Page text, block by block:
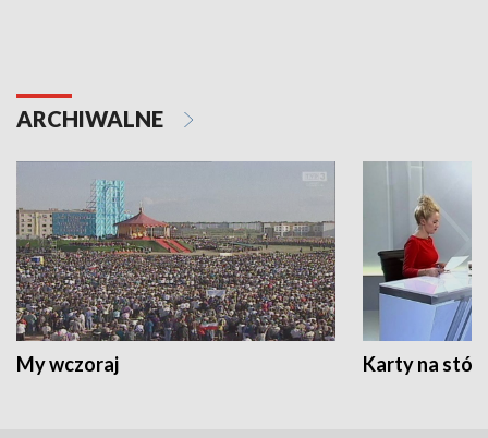
ARCHIWALNE
My wczoraj Karty na